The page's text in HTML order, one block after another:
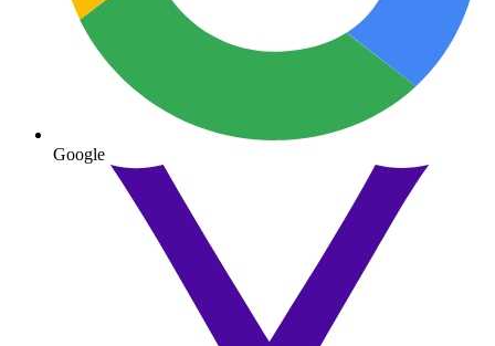
Google